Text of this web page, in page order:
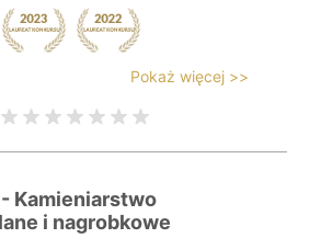
Pokaż więcej >>
- Kamieniarstwo
i nagrobkowe